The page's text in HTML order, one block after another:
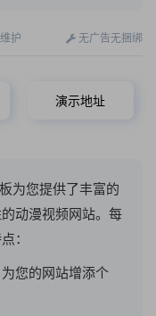
护 无广告无捆绑
演示地址
为您提供了丰富的
动漫视频网站。每
：
您的网站增添个